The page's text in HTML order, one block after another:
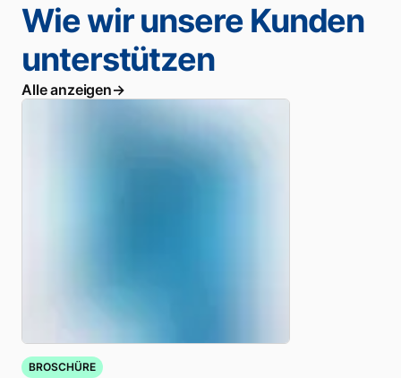
Wie wir unsere Kunden
unterstützen
Alle anzeigen
BROSCHÜRE